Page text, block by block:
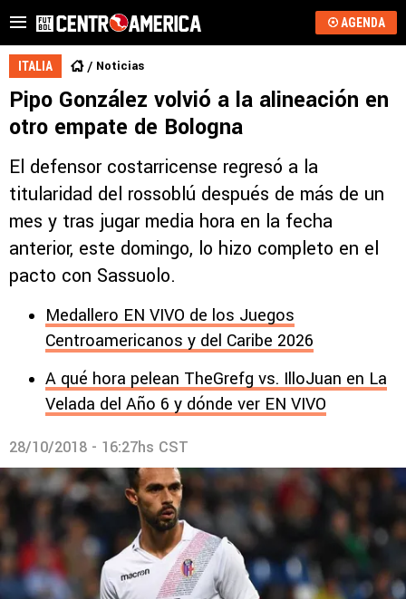
AGENDA
ITALIA Noticias
Pipo González volvió a la alineación en
otro empate de Bologna
El defensor costarricense regresó a la
titularidad del rossoblú después de más de un
mes y tras jugar media hora en la fecha
anterior, este domingo, lo hizo completo en el
pacto con Sassuolo.
Medallero EN VIVO de los Juegos
Centroamericanos y del Caribe 2026
A qué hora pelean TheGrefg vs. IlloJuan en La
Velada del Año 6 y dónde ver EN VIVO
28/10/2018 - 16:27hs CST